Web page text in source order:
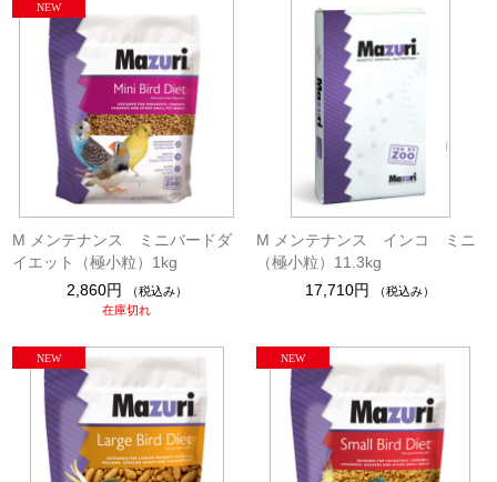
M メンテナンス ミニバードダ
イエット（極小粒）1kg
2,860円
（税込み）
在庫切れ
M メンテナンス インコ ミニ
（極小粒）11.3kg
17,710円
（税込み）